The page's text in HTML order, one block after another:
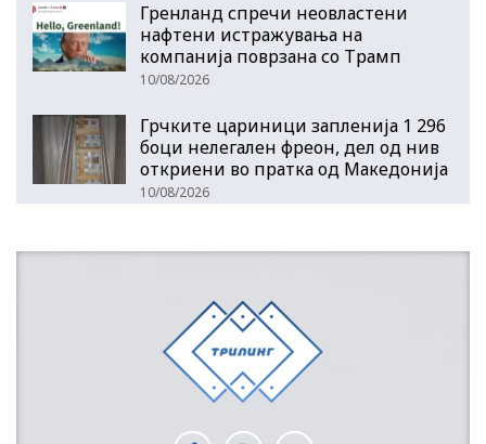
Гренланд спречи неовластени
нафтени истражувања на
компанија поврзана со Трамп
10/08/2026
Грчките цариници запленија 1 296
боци нелегален фреон, дел од нив
откриени во пратка од Македонија
10/08/2026